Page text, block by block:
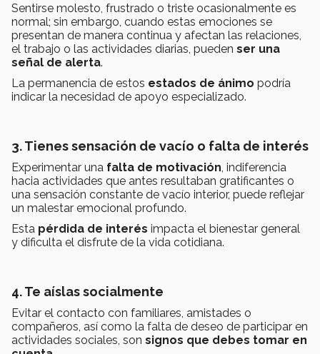
Sentirse molesto, frustrado o triste ocasionalmente es
normal; sin embargo, cuando estas emociones se
presentan de manera continua y afectan las relaciones,
el trabajo o las actividades diarias, pueden ser una
señal de alerta.
La permanencia de estos estados de ánimo podría
indicar la necesidad de apoyo especializado.
3. Tienes sensación de vacío o falta de interés
Experimentar una falta de motivación , indiferencia
hacia actividades que antes resultaban gratificantes o
una sensación constante de vacío interior, puede reflejar
un malestar emocional profundo.
Esta pérdida de interés impacta el bienestar general
y dificulta el disfrute de la vida cotidiana.
4. Te aíslas socialmente
Evitar el contacto con familiares, amistades o
compañeros, así como la falta de deseo de participar en
actividades sociales, son signos que debes tomar en